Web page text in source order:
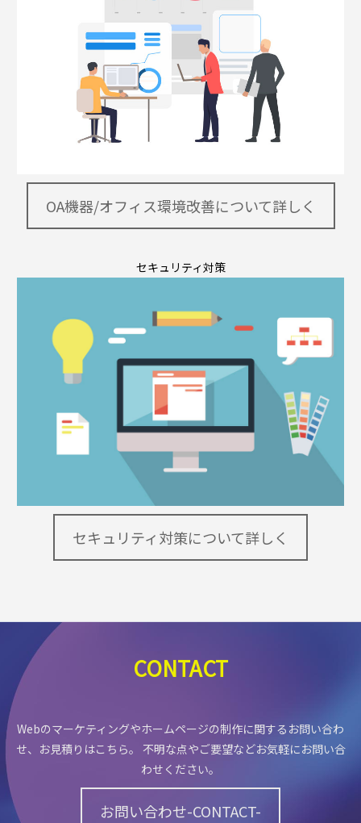
OA機器/オフィス環境改善について詳しく
セキュリティ対策
セキュリティ対策について詳しく
CONTACT
Webのマーケティングやホームページの制作に関するお問い合わ
せ、お見積りはこちら。 不明な点やご要望などお気軽にお問い合
わせください。
お問い合わせ-CONTACT-